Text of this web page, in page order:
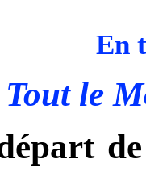
En
Tout le